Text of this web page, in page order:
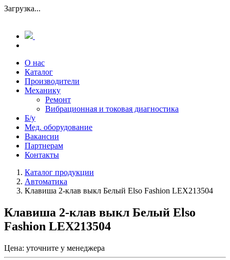
Загрузка...
О нас
Каталог
Производители
Механику
Ремонт
Вибрационная и токовая диагностика
Б/у
Мед. оборудование
Вакансии
Партнерам
Контакты
Каталог продукции
Автоматика
Клавиша 2-клав выкл Белый Elso Fashion LEX213504
Клавиша 2-клав выкл Белый Elso
Fashion LEX213504
Цена: уточните у менеджера